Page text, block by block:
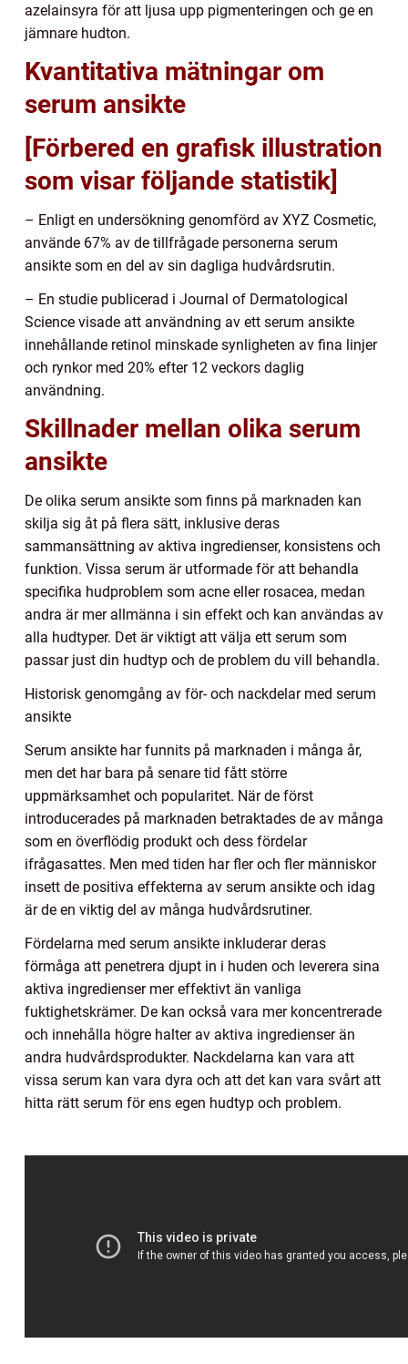
azelainsyra för att ljusa upp pigmenteringen och ge en
jämnare hudton.
Kvantitativa mätningar om
serum ansikte
[Förbered en grafisk illustration
som visar följande statistik]
– Enligt en undersökning genomförd av XYZ Cosmetic,
använde 67% av de tillfrågade personerna serum
ansikte som en del av sin dagliga hudvårdsrutin.
– En studie publicerad i Journal of Dermatological
Science visade att användning av ett serum ansikte
innehållande retinol minskade synligheten av fina linjer
och rynkor med 20% efter 12 veckors daglig
användning.
Skillnader mellan olika serum
ansikte
De olika serum ansikte som finns på marknaden kan
skilja sig åt på flera sätt, inklusive deras
sammansättning av aktiva ingredienser, konsistens och
funktion. Vissa serum är utformade för att behandla
specifika hudproblem som acne eller rosacea, medan
andra är mer allmänna i sin effekt och kan användas av
alla hudtyper. Det är viktigt att välja ett serum som
passar just din hudtyp och de problem du vill behandla.
Historisk genomgång av för- och nackdelar med serum
ansikte
Serum ansikte har funnits på marknaden i många år,
men det har bara på senare tid fått större
uppmärksamhet och popularitet. När de först
introducerades på marknaden betraktades de av många
som en överflödig produkt och dess fördelar
ifrågasattes. Men med tiden har fler och fler människor
insett de positiva effekterna av serum ansikte och idag
är de en viktig del av många hudvårdsrutiner.
Fördelarna med serum ansikte inkluderar deras
förmåga att penetrera djupt in i huden och leverera sina
aktiva ingredienser mer effektivt än vanliga
fuktighetskrämer. De kan också vara mer koncentrerade
och innehålla högre halter av aktiva ingredienser än
andra hudvårdsprodukter. Nackdelarna kan vara att
vissa serum kan vara dyra och att det kan vara svårt att
hitta rätt serum för ens egen hudtyp och problem.